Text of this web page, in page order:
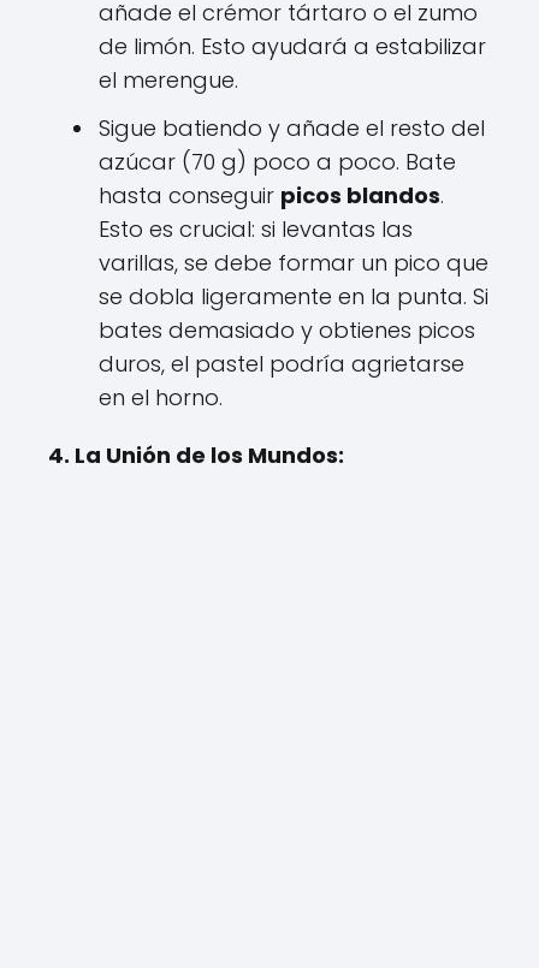
añade el crémor tártaro o el zumo
de limón. Esto ayudará a estabilizar
el merengue.
Sigue batiendo y añade el resto del
azúcar (70 g) poco a poco. Bate
hasta conseguir picos blandos.
Esto es crucial: si levantas las
varillas, se debe formar un pico que
se dobla ligeramente en la punta. Si
bates demasiado y obtienes picos
duros, el pastel podría agrietarse
en el horno.
4. La Unión de los Mundos: